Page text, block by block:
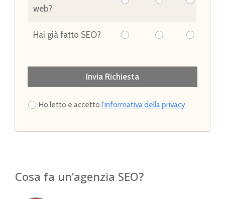
web?
Hai già fatto SEO?
Invia Richiesta
Ho letto e accettol'informativa della privacy
Cosa fa un’agenzia SEO?